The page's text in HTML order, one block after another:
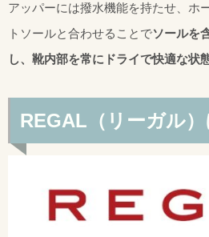
アッパーには撥水機能を持たせ、ホ
トソールと合わせることでソールを
し、靴内部を常にドライで快適な状
REGAL（リーガル